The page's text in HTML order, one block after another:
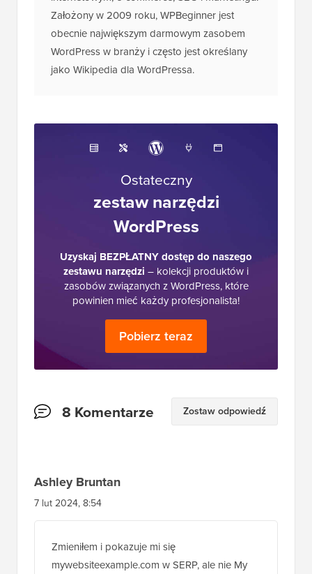
Założony w 2009 roku, WPBeginner jest
obecnie największym darmowym zasobem
WordPress w branży i często jest określany
jako Wikipedia dla WordPressa.
Ostateczny
zestaw narzędzi
WordPress
Uzyskaj BEZPŁATNY dostęp do naszego
zestawu narzędzi – kolekcji produktów i
zasobów związanych z WordPress, które
powinien mieć każdy profesjonalista!
Pobierz teraz
Interakcje
8 Komentarze Zostaw odpowiedź
Ashley Bruntan
7 lut 2024, 8:54
Zmieniłem i pokazuje mi się
mywebsiteexample.com w SERP, ale nie My